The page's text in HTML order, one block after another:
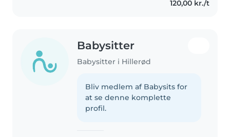
120,00 kr./t
Babysitter
Babysitter i Hillerød
Bliv medlem af Babysits for
at se denne komplette
profil.